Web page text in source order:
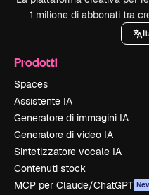
1 milione di abbonati tra
Prodotti
Spaces
Assistente IA
Generatore di immagini IA
Generatore di video IA
Sintetizzatore vocale IA
Contenuti stock
MCP per Claude/ChatGPT